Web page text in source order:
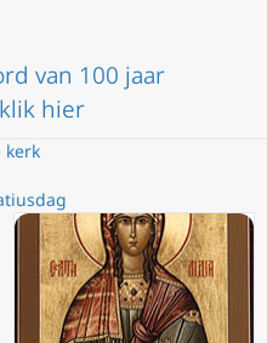
van 100 jaar
hier
kerk